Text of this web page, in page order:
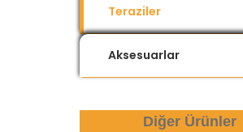
Teraziler
Aksesuarlar
Diğer Ürünler